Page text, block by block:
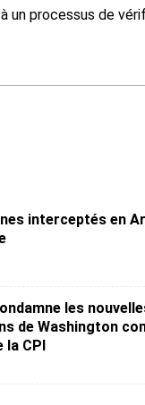
un processus de
interceptés en
les
de Washington
la CPI